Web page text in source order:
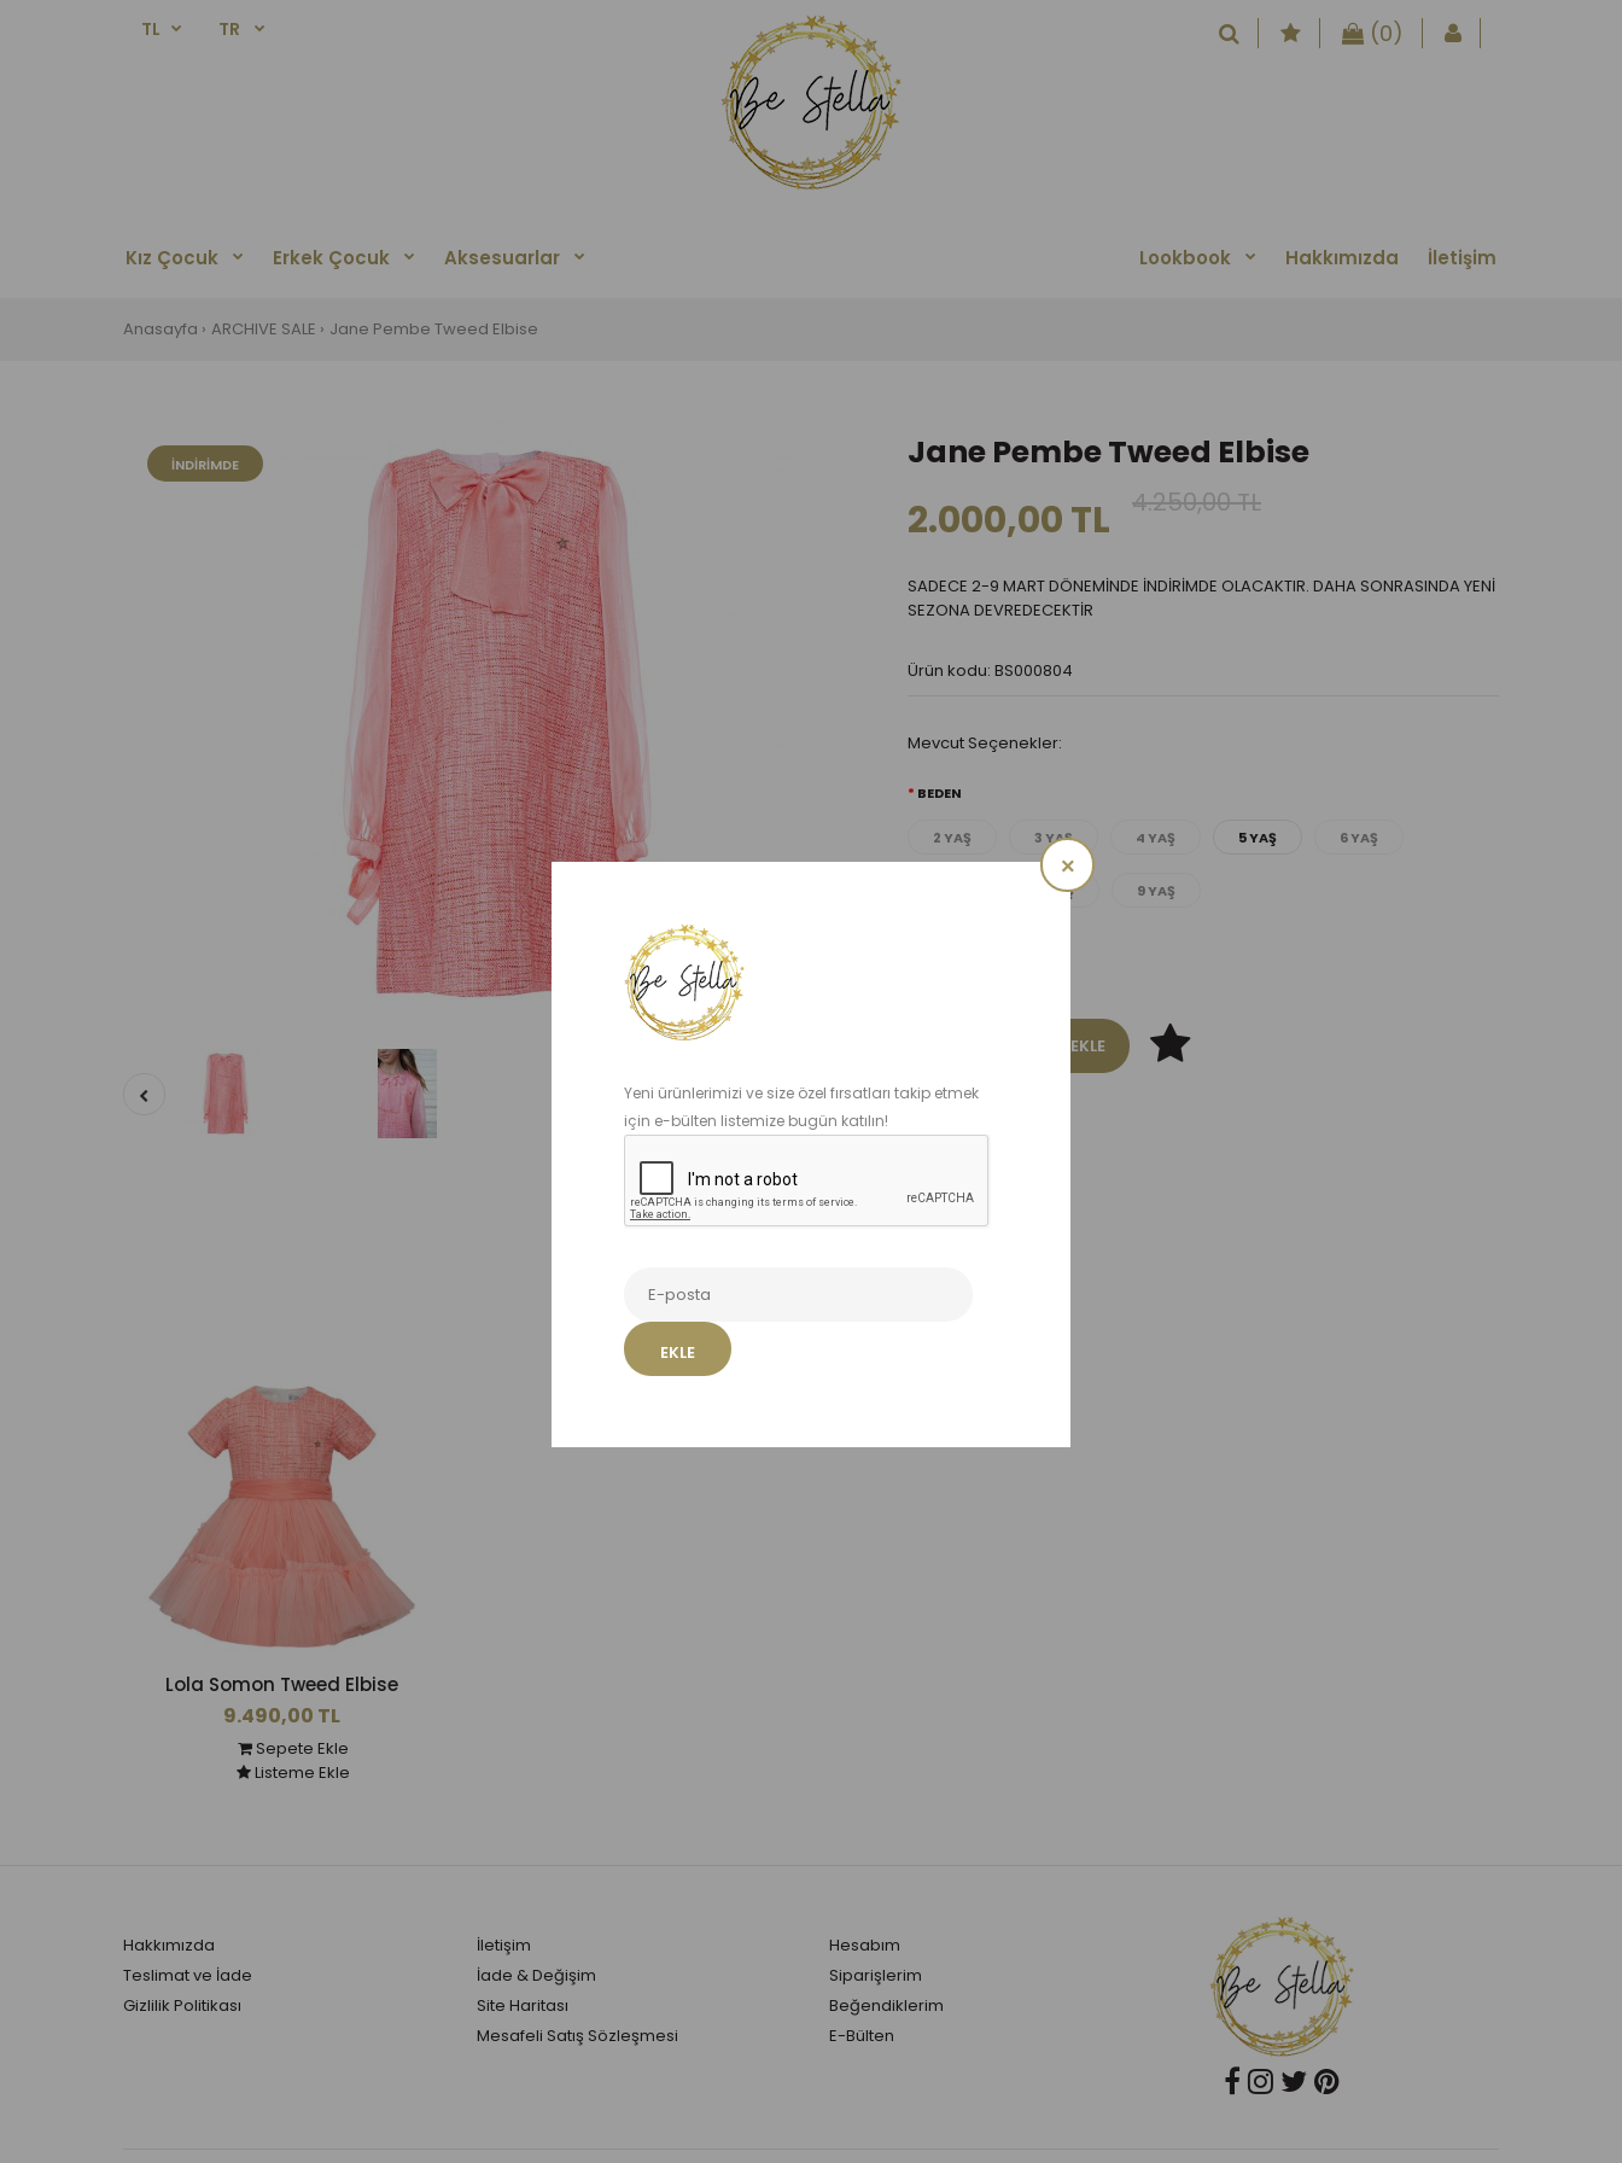
Yeni ürünlerimizi ve size özel fırsatları takip etmek
için e-bülten listemize bugün katılın!
EKLE
×
TL TR (0)
Kız Çocuk Erkek Çocuk Aksesuarlar Lookbook Hakkımızda İletişim
Anasayfa ARCHIVE SALE Jane Pembe Tweed Elbise
İNDIRIMDE Jane Pembe Tweed Elbise
2.000,00 TL 4.250,00 TL
SADECE 2-9 MART DÖNEMİNDE İNDİRİMDE OLACAKTIR. DAHA SONRASINDA YENİ
SEZONA DEVREDECEKTİR
Ürün kodu: BS000804
Mevcut Seçenekler:
BEDEN
2 YAŞ 3 YAŞ 4 YAŞ 5 YAŞ 6 YAŞ
8 YAŞ 9 YAŞ
Benzer Ürünler
Lola Somon Tweed Elbise
9.490,00 TL
Sepete Ekle
Listeme Ekle
Hakkımızda
Teslimat ve İade
Gizlilik Politikası
İletişim
İade & Değişim
Site Haritası
Mesafeli Satış Sözleşmesi
Hesabım
Siparişlerim
Beğendiklerim
E-Bülten